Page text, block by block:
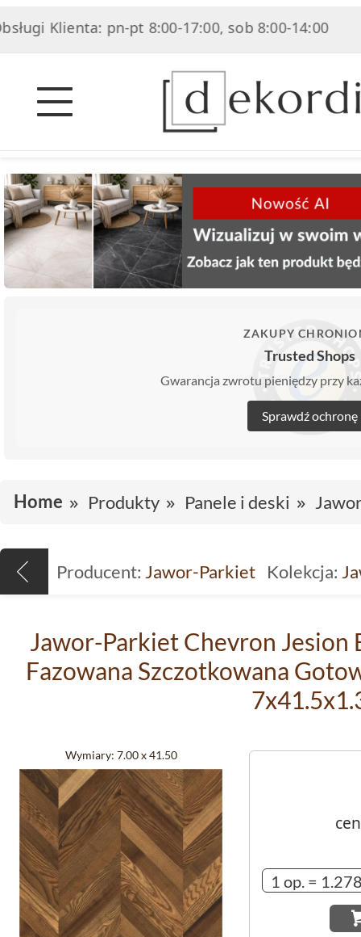
pn-pt 8:00-17:00, sob 8:00-14:00 |
ZAKUPY
Trusted Shops
Gwarancja zwrotu pieniędzy przy
Sprawdź ochronę
Home Produkty Panele i deski
Producent: Jawor-Parkiet Kolekcja:
Jawor-Parkiet Chevron Jesion
Fazowana Szczotkowana
Wymiary: 7.00 x 41.50